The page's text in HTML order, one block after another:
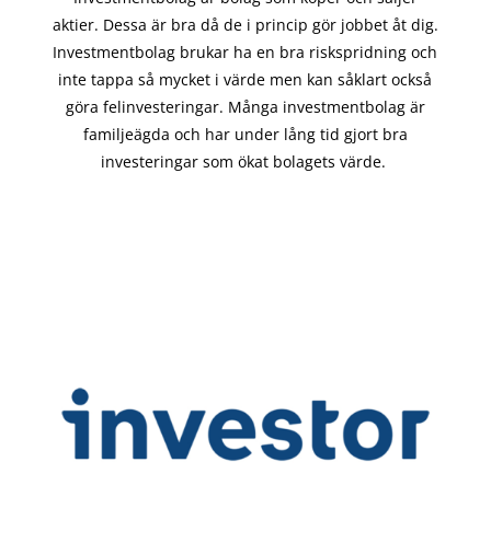
aktier. Dessa är bra då de i princip görjobbet åt dig.
Investmentbolag brukar ha en bra riskspridning och
inte tappa så mycket i värde men kan såklart också
göra felinvesteringar. Många investmentbolag är
familjeägda och har under lång tid gjort bra
investeringar som ökat bolagets värde.